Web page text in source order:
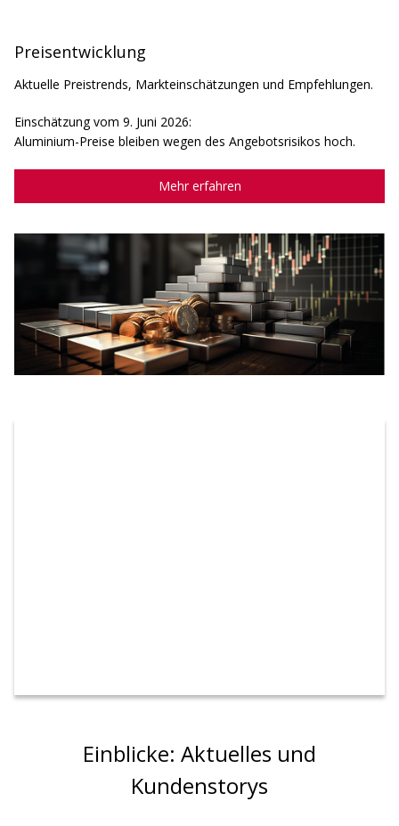
Preisentwicklung
Aktuelle Preistrends, Markteinschätzungen und Empfehlungen.
Einschätzung vom 9. Juni 2026:
Aluminium-Preise bleiben wegen des Angebotsrisikos hoch.
Mehr erfahren
Einblicke: Aktuelles und
Kundenstorys